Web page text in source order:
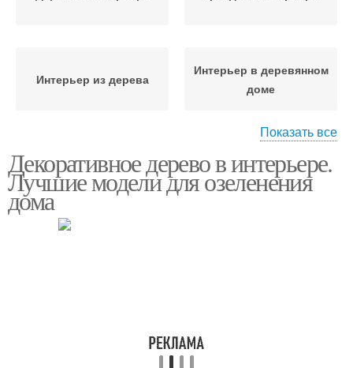
Интерьер из дерева
Интерьер в деревянном
доме
Современный интерьер Элементы в интерьере
Показать все
Декоративное дерево в интерьере.
Лучшие модели для озеленения
дома